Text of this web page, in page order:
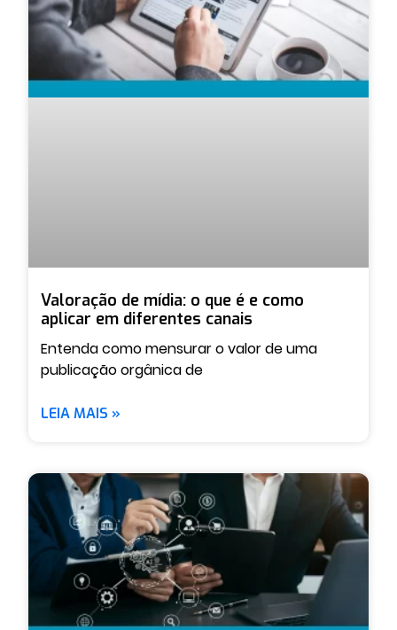
Valoração de mídia: o que é e como
aplicar em diferentes canais
Entenda como mensurar o valor de uma
publicação orgânica de
LEIA MAIS »